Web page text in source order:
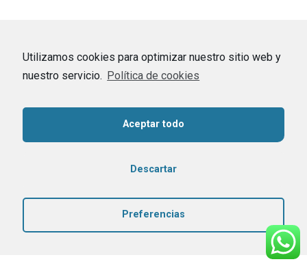
Utilizamos cookies para optimizar nuestro sitio web y
nuestro servicio. Política de cookies
Aceptar todo
Descartar
Preferencias